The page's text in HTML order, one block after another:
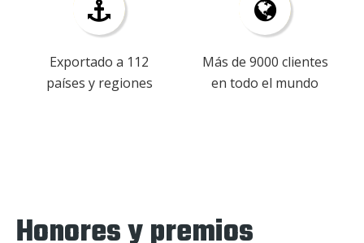
Exportado a 112
países y regiones
Más de 9000 clientes
en todo el mundo
Honores y premios